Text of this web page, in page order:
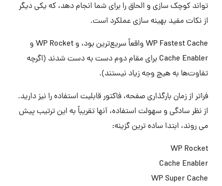
تواند کوچک سازی و الحاق را برای شما انجام دهد، که یکی دیگر
از نکات مفید بهینه سازی عملکرد است.
WP Fastest Cache واقعاً سریع‌ترین بود، و WP Rocket و
Cache Enabler برای مقام دوم دست به دست شدند (اگرچه
تفاوت‌ها به هیچ وجه زیاد نیستند).
فراتر از زمان بارگذاری صفحه، فاکتور قابلیت استفاده را نیز دارید.
از نظر سادگی و سهولت استفاده، آنها تقریباً به این ترتیب پیش
می روند، ابتدا ساده ترین گزینه:
WP Rocket
Cache Enabler
WP Super Cache